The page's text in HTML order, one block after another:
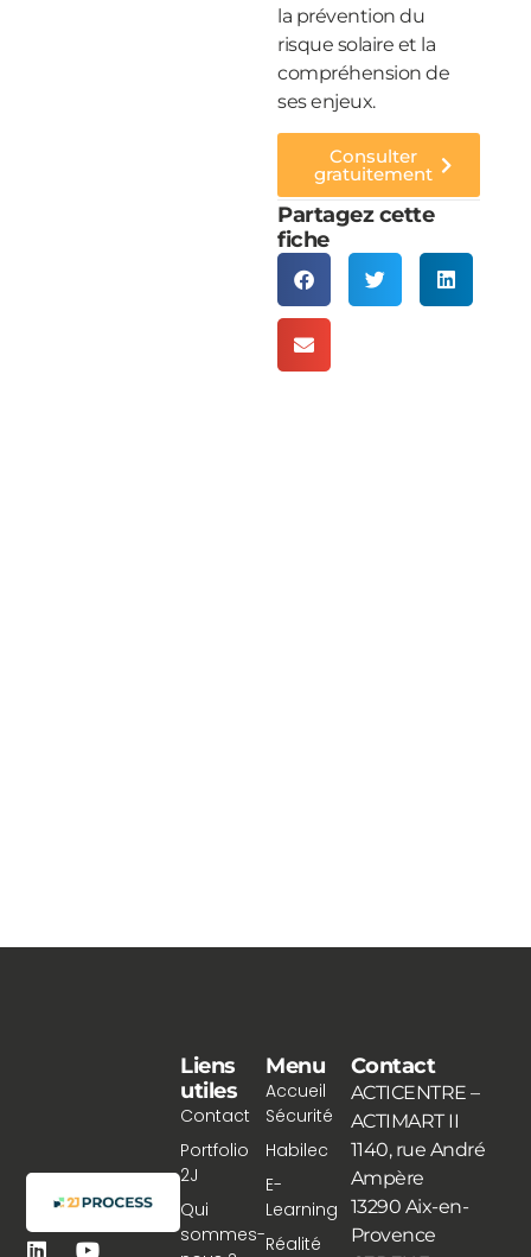
la prévention du
risque solaire et la
compréhension de
ses enjeux.
Consulter
gratuitement
Partagez cette
fiche
Menu
Accueil
Sécurité
Habilec
E-
Learning
Réalité
Liens
utiles
Contact
Portfolio
2J
Qui
sommes-
Contact
ACTICENTRE –
ACTIMART II
1140, rue André
Ampère
13290 Aix-en-
Provence